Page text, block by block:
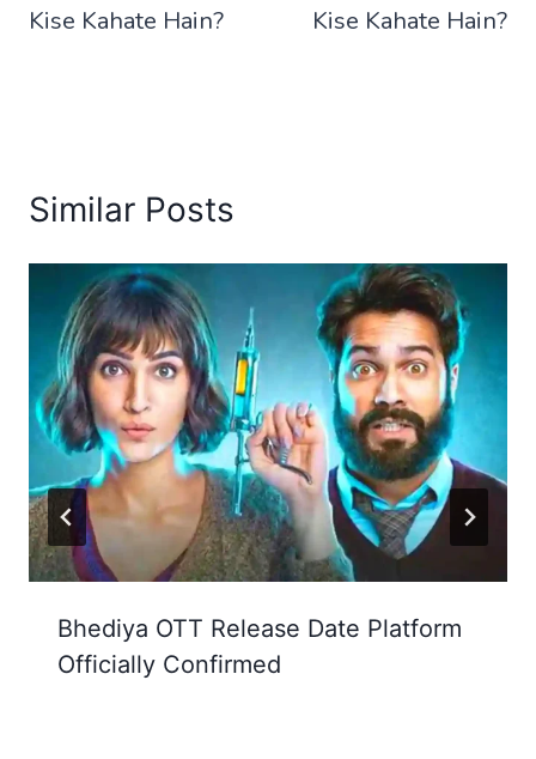
Kise Kahate Hain?
Kise Kahate Hain?
Similar Posts
Bhediya OTT Release Date Platform
Officially Confirmed